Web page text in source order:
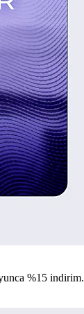
%15 indirim.